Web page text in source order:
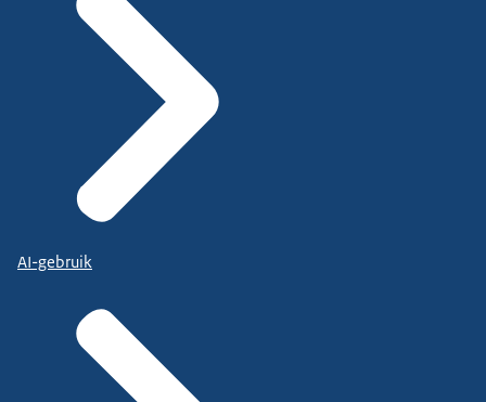
AI-gebruik